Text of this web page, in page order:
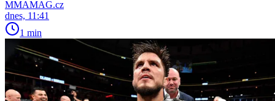
MMAMAG.cz
dnes, 11:41
1 min